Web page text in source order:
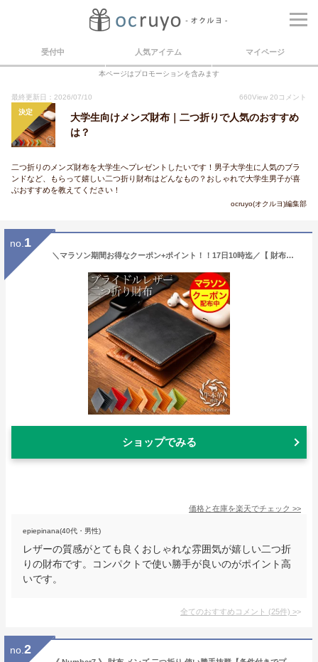
受付中 人気アイテム マイページ
本ページはプロモーションを含みます
最終更新日：2026/07/10 660View 20 コメント
決定
大学生向けメンズ財布｜二つ折りで人気のおすすめ
は？
二つ折りのメンズ財布を大学生へプレゼントしたいです！男子大学生に人気のブラ
ンドなど、もらって嬉しい二つ折り財布はどんなもの？おしゃれで大学生男子が喜
ぶおすすめを教えてください！
ocruyo(オクルヨ)編集部
no. 1
＼マラソン期間お得なクーポン+ポイント！！17日10時迄／【 財布を開かず小銭が出せる】《ランキング1位受賞！》スリム ブライドルレザー 二つ折り財布 メンズ 本革 GRACIA グラシア 大容量 BOX型小銭入れ 二つ折り 財布 プレゼント 人気 新生活 革 サイフ ギフト 送料無料
ショップでみる
価格と在庫を楽天でチェック >>
epiepinana(40代・男性)
レザーの質感がとても良くおしゃれな雰囲気が嬉しい二つ折
りの財布です。コンパクトで使い勝手が良いのがポイント高
いです。
全てのおすすめコメント (25件) >
no. 2